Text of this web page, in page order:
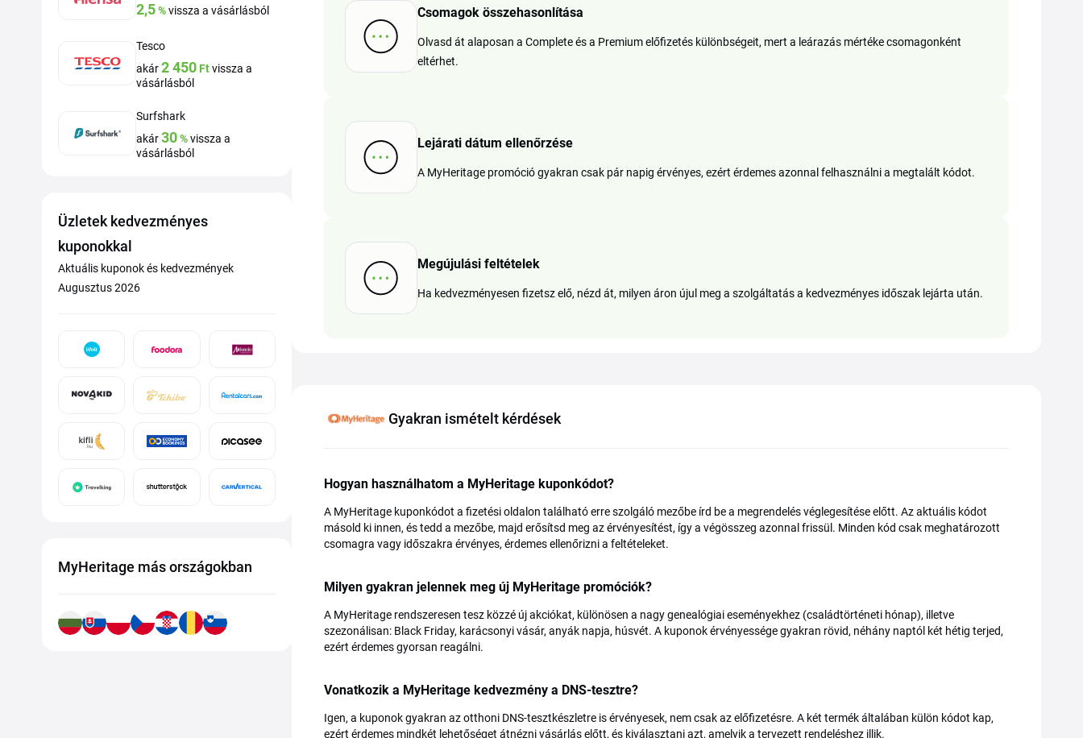
2,5%vissza a vásárlásból
Tesco
akár2 450 Ftvissza a
vásárlásból
Surfshark
akár30%vissza a
vásárlásból
Üzletek kedvezményes
kuponokkal
Aktuális kuponok és kedvezmények
Augusztus 2026
MyHeritage más országokban
Csomagok összehasonlítása
Olvasd át alaposan a Complete és a Premium előfizetés különbségeit, mert a leárazás mértéke csomagonként
eltérhet.
Lejárati dátum ellenőrzése
A MyHeritage promóció gyakran csak pár napig érvényes, ezért érdemes azonnal felhasználni a megtalált kódot.
Megújulási feltételek
Ha kedvezményesen fizetsz elő, nézd át, milyen áron újul meg a szolgáltatás a kedvezményes időszak lejárta után.
Gyakran ismételt kérdések
Hogyan használhatom a MyHeritage kuponkódot?
A MyHeritage kuponkódot a fizetési oldalon található erre szolgáló mezőbe írd be a megrendelés véglegesítése előtt. Az aktuális kódot
másold ki innen, és tedd a mezőbe, majd erősítsd meg az érvényesítést, így a végösszeg azonnal frissül. Minden kód csak meghatározott
csomagra vagy időszakra érvényes, érdemes ellenőrizni a feltételeket.
Milyen gyakran jelennek meg új MyHeritage promóciók?
A MyHeritage rendszeresen tesz közzé új akciókat, különösen a nagy genealógiai eseményekhez (családtörténeti hónap), illetve
szezonálisan: Black Friday, karácsonyi vásár, anyák napja, húsvét. A kuponok érvényessége gyakran rövid, néhány naptól két hétig terjed,
ezért érdemes gyorsan reagálni.
Vonatkozik a MyHeritage kedvezmény a DNS-tesztre?
Igen, a kuponok gyakran az otthoni DNS-tesztkészletre is érvényesek, nem csak az előfizetésre. A két termék általában külön kódot kap,
ezért érdemes mindkét lehetőséget átnézni vásárlás előtt, és kiválasztani azt, amelyik a tervezett rendeléshez illik.